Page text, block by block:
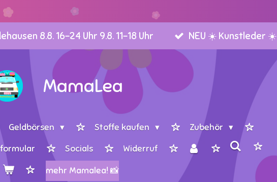
8.8. 16-24 Uhr 9.8. 11-18 Uhr NEU ☀️ Kunstleder ☀️
MamaLea
Geldbörsen Stoffe kaufen
Zubehör
Socials Widerruf
mehr Mamalea! 📸